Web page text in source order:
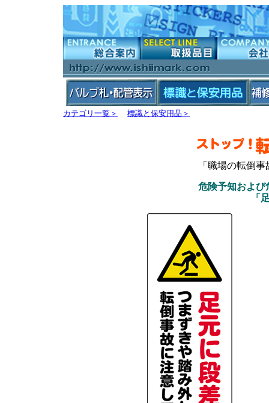
カテゴリ一覧＞ 標識と保安用品＞
「職場の転倒
危険予知およ
「